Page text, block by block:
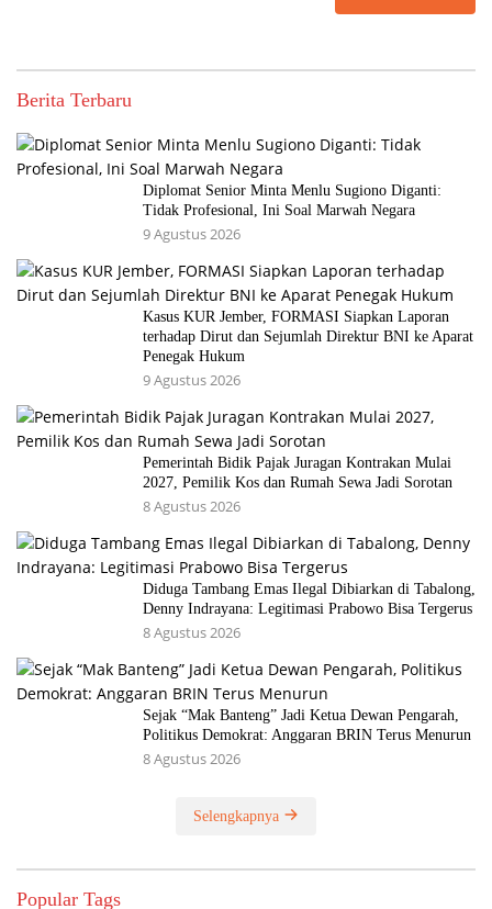
Berita Terbaru
Diplomat Senior Minta Menlu Sugiono Diganti:
Tidak Profesional, Ini Soal Marwah Negara
9 Agustus 2026
Kasus KUR Jember, FORMASI Siapkan Laporan
terhadap Dirut dan Sejumlah Direktur BNI ke Aparat
Penegak Hukum
9 Agustus 2026
Pemerintah Bidik Pajak Juragan Kontrakan Mulai
2027, Pemilik Kos dan Rumah Sewa Jadi Sorotan
8 Agustus 2026
Diduga Tambang Emas Ilegal Dibiarkan di Tabalong,
Denny Indrayana: Legitimasi Prabowo Bisa Tergerus
8 Agustus 2026
Sejak “Mak Banteng” Jadi Ketua Dewan Pengarah,
Politikus Demokrat: Anggaran BRIN Terus Menurun
8 Agustus 2026
Selengkapnya
Popular Tags